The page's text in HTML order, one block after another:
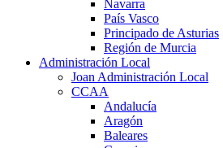
Navarra
País Vasco
Principado de Asturias
Región de Murcia
Administración Local
Joan Administración Local
CCAA
Andalucía
Aragón
Baleares